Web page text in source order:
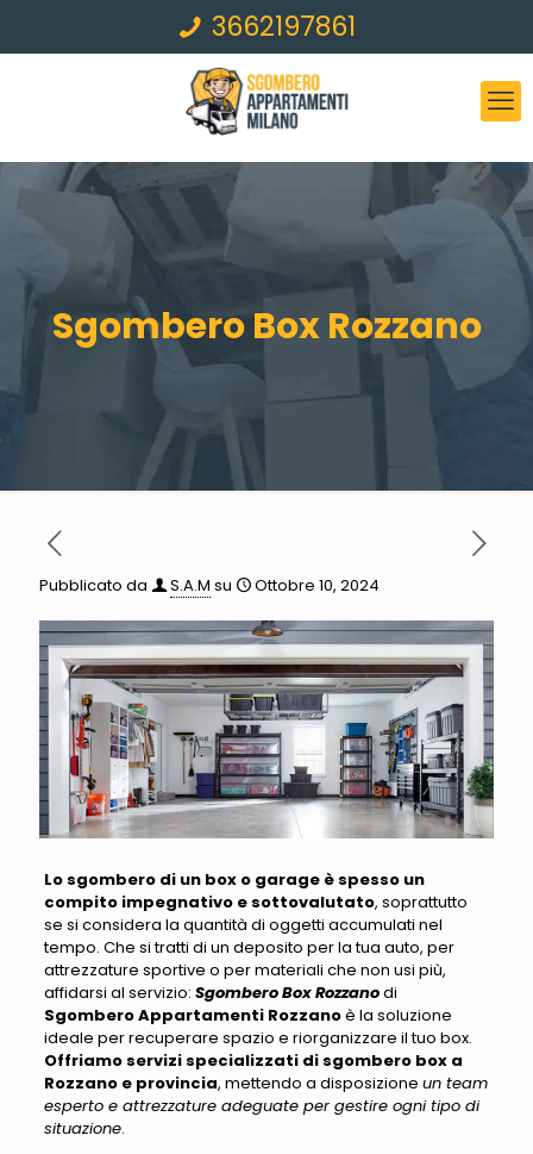
3662197861
Sgombero Box Rozzano
Pubblicato da S.A.M su Ottobre 10, 2024
Lo sgombero di un box o garage è spesso un
compito impegnativo e sottovalutato, soprattutto
se si considera la quantità di oggetti accumulati nel
tempo. Che si tratti di un deposito per la tua auto, per
attrezzature sportive o per materiali che non usi più,
affidarsi al servizio: Sgombero Box Rozzanodi
Sgombero Appartamenti Rozzanoè la soluzione
ideale per recuperare spazio e riorganizzare il tuo box.
Offriamo servizi specializzati di sgombero box a
Rozzano e provincia, mettendo a disposizione un team
esperto e attrezzature adeguate per gestire ogni tipo di
situazione.